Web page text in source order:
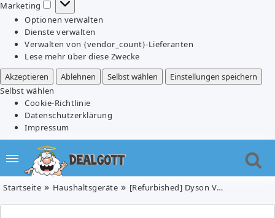
Marketing
Marketing
Optionen verwalten
Dienste verwalten
Verwalten von {vendor_count}-Lieferanten
Lese mehr über diese Zwecke
Akzeptieren
Ablehnen Selbst wählen
Einstellungen speichern
Selbst wählen
Cookie-Richtlinie
Datenschutzerklärung
Impressum
Startseite Haushaltsgeräte [Refurbished] Dyson V12 Detect Slim Absolute für 323,10€ (Vergleich: 477€)